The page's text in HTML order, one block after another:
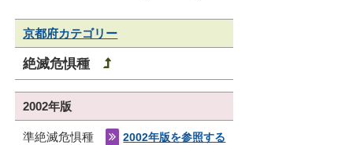
京都府カテゴリー
絶滅危惧種
2002年版
準絶滅危惧種 2002年版を参照する